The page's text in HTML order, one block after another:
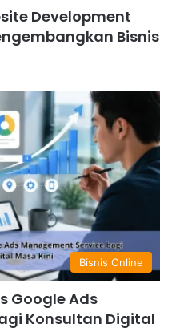
Development
Bisnis
Bisnis Online
Google Ads
Konsultan Digital